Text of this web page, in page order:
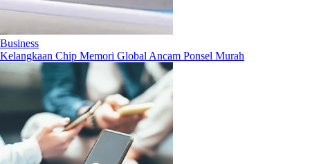
Business
Kelangkaan Chip Memori Global Ancam Ponsel Murah